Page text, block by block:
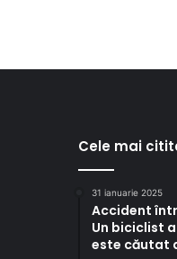
Cele mai
31 ianuarie 2025
Accident
Un biciclist
este căutat